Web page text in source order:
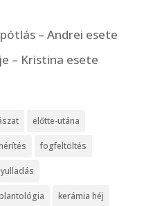
– Andrei esete
– Kristina esete
előtte-utána
fogfeltöltés
kerámia héj